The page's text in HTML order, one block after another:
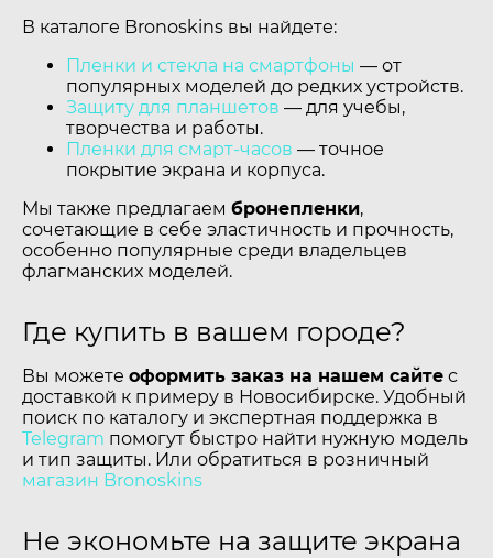
В каталоге Bronoskins вы найдете:
Пленки и стекла на смартфоны — от
популярных моделей до редких устройств.
Защиту для планшетов — для учебы,
творчества и работы.
Пленки для смарт-часов — точное
покрытие экрана и корпуса.
Мы также предлагаем бронепленки,
сочетающие в себе эластичность и прочность,
особенно популярные среди владельцев
флагманских моделей.
Где купить в вашем городе?
Вы можете оформить заказ на нашем сайте с
доставкой к примеру в Новосибирске. Удобный
поиск по каталогу и экспертная поддержка в
Telegram помогут быстро найти нужную модель
и тип защиты. Или обратиться в розничный
магазин Bronoskins
Не экономьте на защите экрана